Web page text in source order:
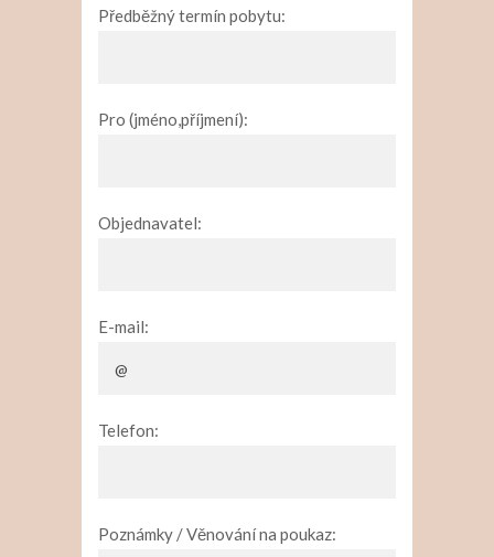
Předběžný termín pobytu:
Pro (jméno,příjmení):
Objednavatel:
E-mail:
Telefon:
Poznámky / Věnování na poukaz: